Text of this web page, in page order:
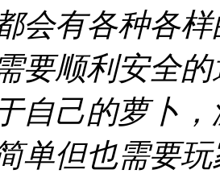
会有各种各
要顺利安全
自己的萝卜
单但也需要